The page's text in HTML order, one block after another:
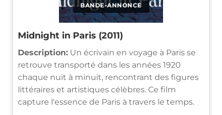
BANDE-ANNONCE
Midnight in Paris (2011)
Description: Un écrivain en voyage à Paris se
retrouve transporté dans les années 1920
chaque nuit à minuit, rencontrant des figures
littéraires et artistiques célèbres. Ce film
capture l'essence de Paris à travers le temps.